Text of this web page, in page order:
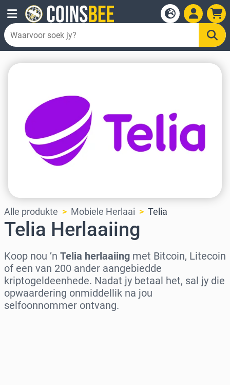
Alle produkte Mobiele Herlaai Telia
Telia Herlaaiing
Koop nou ’n Telia herlaaiing met Bitcoin, Litecoin
of een van 200 ander aangebiedde
kriptogeldeenhede. Nadat jy betaal het, sal jy die
opwaardering onmiddellik na jou
selfoonnommer ontvang.